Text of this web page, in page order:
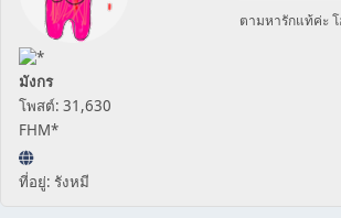
มังกร
โพสต์: 31,630
FHM*
ที่อยู่: รังหมี
ตามหารักแท้ค่ะ